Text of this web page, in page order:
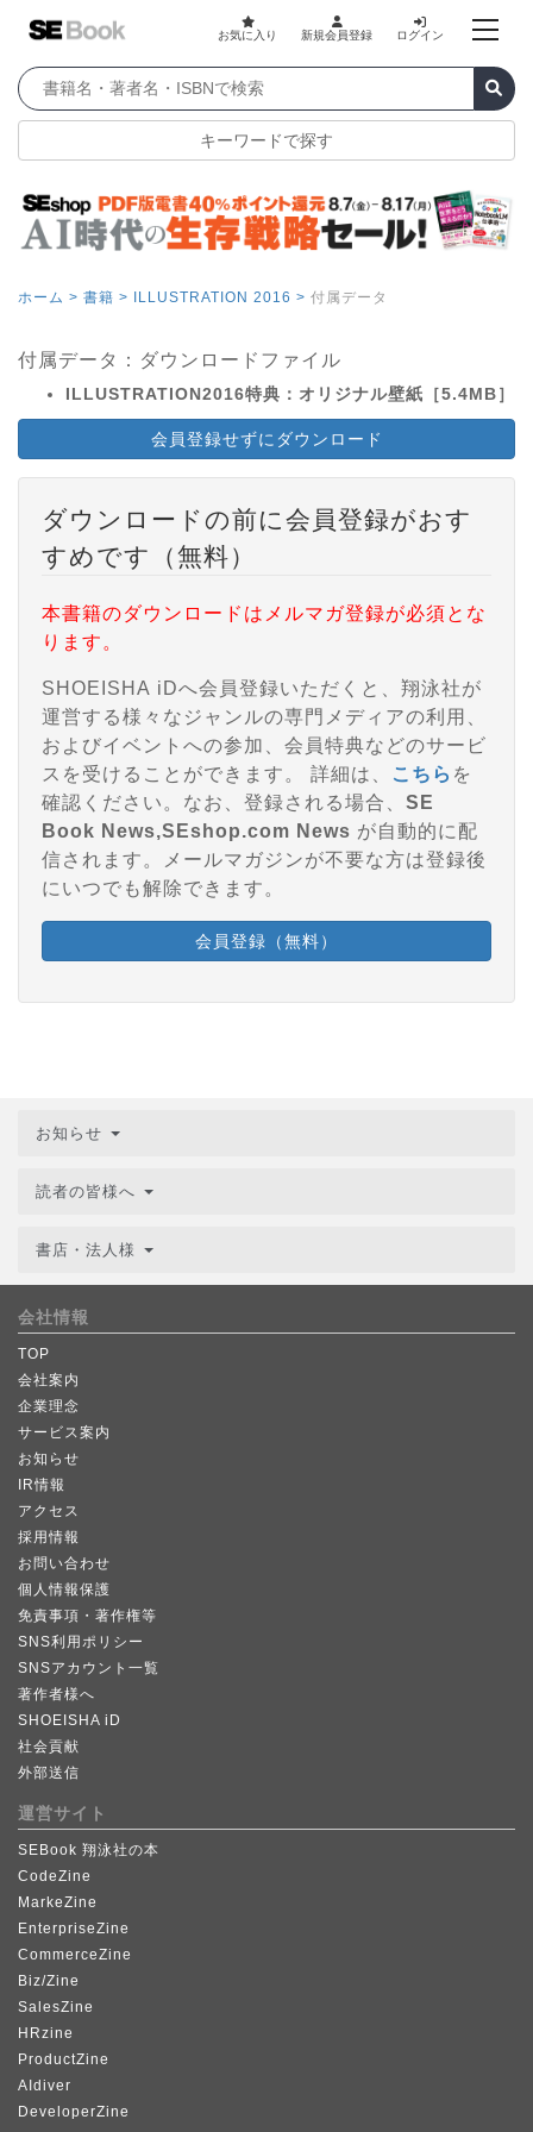
お気に入り 新規会員登録 ログイン
キーワードで探す
ホーム > 書籍 > ILLUSTRATION 2016 > 付属データ
付属データ：ダウンロードファイル
ILLUSTRATION2016特典：オリジナル壁紙［5.4MB］
会員登録せずにダウンロード
ダウンロードの前に会員登録がおす
すめです（無料）
本書籍のダウンロードはメルマガ登録が必須とな
ります。
SHOEISHA iDへ会員登録いただくと、翔泳社が
運営する様々なジャンルの専門メディアの利用、
およびイベントへの参加、会員特典などのサービ
スを受けることができます。 詳細は、
こちら を
確認ください。なお、登録される場合、 SE
Book News,SEshop.com News が自動的に配
信されます。メールマガジンが不要な方は登録後
にいつでも解除できます。
会員登録（無料）
お知らせ
読者の皆様へ
書店・法人様
会社情報
TOP
会社案内
企業理念
サービス案内
お知らせ
IR情報
アクセス
採用情報
お問い合わせ
個人情報保護
免責事項・著作権等
SNS利用ポリシー
SNSアカウント一覧
著作者様へ
SHOEISHA iD
社会貢献
外部送信
運営サイト
SEBook 翔泳社の本
CodeZine
MarkeZine
EnterpriseZine
CommerceZine
Biz/Zine
SalesZine
HRzine
ProductZine
AIdiver
DeveloperZine